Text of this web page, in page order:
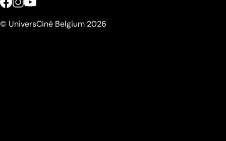
© UniversCiné Belgium 2026